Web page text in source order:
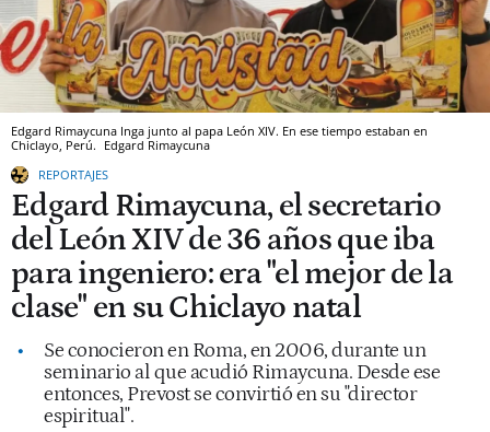
Edgard Rimaycuna Inga junto al papa León XIV. En ese tiempo estaban en
Chiclayo, Perú. Edgard Rimaycuna
REPORTAJES
Edgard Rimaycuna, el secretario
del León XIV de 36 años que iba
para ingeniero: era "el mejor de la
clase" en su Chiclayo natal
Se conocieron en Roma, en 2006, durante un
seminario al que acudió Rimaycuna. Desde ese
entonces, Prevost se convirtió en su "director
espiritual".